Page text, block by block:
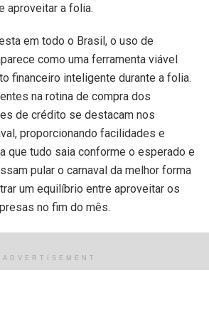
aproveitar a folia.
em todo o Brasil, o uso de
como uma ferramenta viável
financeiro inteligente durante a folia.
na rotina de compra dos
de crédito se destacam nos
proporcionando facilidades e
que tudo saia conforme o esperado e
pular o carnaval da melhor forma
um equilíbrio entre aproveitar os
no fim do mês.
de celebração, e queremos
clientes possam aproveitar ao
com imprevistos financeiros. O
ADVERTISEMENT